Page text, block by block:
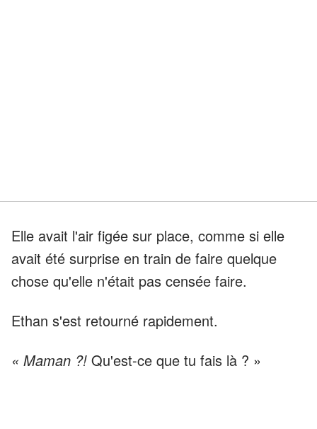
Elle avait l'air figée sur place, comme si elle
avait été surprise en train de faire quelque
chose qu'elle n'était pas censée faire.
Ethan s'est retourné rapidement.
« Maman ?! Qu'est-ce que tu fais là ? »